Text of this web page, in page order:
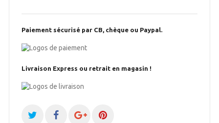
Paiement sécurisé par CB, chèque ou Paypal.
Livraison Express ou retrait en magasin !